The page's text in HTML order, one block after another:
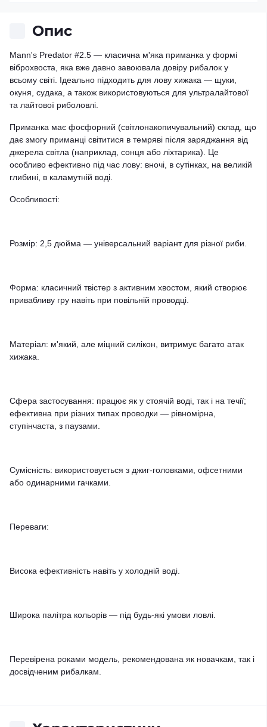
Опис
Mann's Predator #2.5 — класична м'яка приманка у формі
віброхвоста, яка вже давно завоювала довіру рибалок у
всьому світі. Ідеально підходить для лову хижака — щуки,
окуня, судака, а також використовуються для ультралайтової
та лайтової риболовлі.
Приманка має фосфорний (світлонакопичувальний) склад, що
дає змогу приманці світитися в темряві після заряджання від
джерела світла (наприклад, сонця або ліхтарика). Це
особливо ефективно під час лову: вночі, в сутінках, на великій
глибині, в каламутній воді.
Особливості:
Розмір: 2,5 дюйма — універсальний варіант для різної риби.
Форма: класичний твістер з активним хвостом, який створює
привабливу гру навіть при повільній проводці.
Матеріал: м'який, але міцний силікон, витримує багато атак
хижака.
Сфера застосування: працює як у стоячій воді, так і на течії;
ефективна при різних типах проводки — рівномірна,
ступінчаста, з паузами.
Сумісність: використовується з джиг-головками, офсетними
або одинарними гачками.
Переваги:
Висока ефективність навіть у холодній воді.
Широка палітра кольорів — під будь-які умови ловлі.
Перевірена роками модель, рекомендована як новачкам, так і
досвідченим рибалкам.